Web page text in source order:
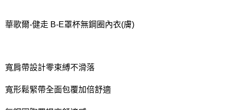
華歌爾-健走 B-E罩杯無鋼圈內衣(膚)
寬肩帶設計零束縛不滑落
寬形鬆緊帶全面包覆加倍舒適